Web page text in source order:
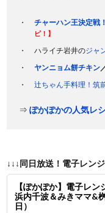
チャーハン王決定戦
ピ！】
ハライチ岩井のジャ
ヤンニョム餅チキン
辻ちゃん手料理！筑
⇒ぽかぽかの人気レ
↓↓↓同日放送！電子レン
【ぽかぽか】電子レン
浜内千波＆みきママ&
日）